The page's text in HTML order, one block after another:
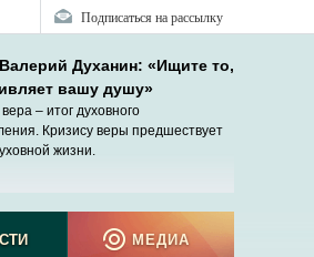
Подписаться на рассылку
Духанин: «Ищите то,
вашу душу»
– итог духовного
Кризису веры предшествует
жизни.
МЕДИА